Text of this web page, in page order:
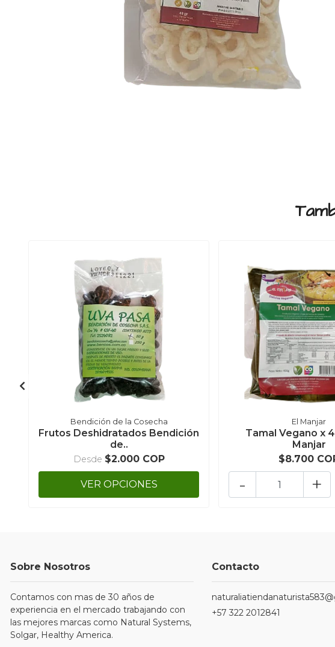
Bendición de la Cosecha
Frutos Deshidratados Bendición
de..
Desde $2.000 COP
VER OPCIONES
El Manjar
Tamal Vegano x
Manjar
$8.700
+
-
Sobre Nosotros
Contamos con mas de 30 años de
experiencia en el mercado trabajando con
las mejores marcas como Natural Systems,
Solgar, Healthy America.
Contacto
+57 322 2012841